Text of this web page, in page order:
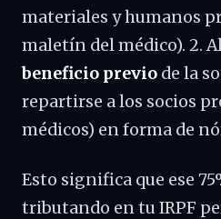
materiales y humanos
maletín del médico). 2.
beneficio previo de la
repartirse a los socios
médicos) en forma de
Esto significa que ese
tributando en tu IRPF